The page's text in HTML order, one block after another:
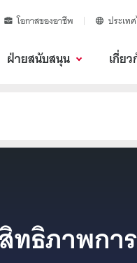
โอกาสของอาชีพ ประเท
ฝ่ายสนับสนุน เกี่ยว
ทธิภาพกา